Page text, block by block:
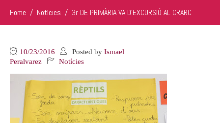
Home Notícies 3r DE PRIMÀRIA VA D’EXCURSIÓ AL CRARC
10/23/2016 Posted by Ismael
Peralvarez
Notícies